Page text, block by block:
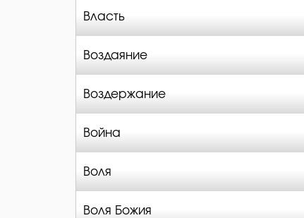
Власть
Воздаяние
Воздержание
Война
Воля
Воля Божия